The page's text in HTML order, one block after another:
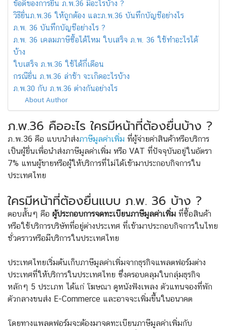
ข้อดีของการยื่น ภ.พ.36 มีอะไรบ้าง ?
วิธียื่นภ.พ.36 ให้ถูกต้อง และภ.พ.36 บันทึกบัญชีอย่างไร
ภ.พ. 36 บันทึกบัญชีอย่างไร ?
ภ.พ. 36 เคลมภาษีซื้อได้ไหม ใบเสร็จ ภ.พ. 36 ใช้ทำอะไรได้
บ้าง
ใบเสร็จ ภ.พ.36 ใช้ได้กี่เดือน
กรณียื่น ภ.พ.36 ล่าช้า จะเกิดอะไรบ้าง
ภ.พ.30 กับ ภ.พ.36 ต่างกันอย่างไร
About Author
ภ.พ.36 คืออะไร ใครมีหน้าที่ต้องยื่นบ้าง ?
ภ.พ.36 คือ แบบนำส่งภาษีมูลค่าเพิ่ม ที่ผู้จ่ายค่าสินค้าหรือบริการ
เป็นผู้ยื่นเพื่อนำส่งภาษีมูลค่าเพิ่ม หรือ VAT ที่ปัจจุบันอยู่ในอัตรา
7% แทนผู้ขายหรือผู้ให้บริการที่ไม่ได้เข้ามาประกอบกิจการใน
ประเทศไทย
ใครมีหน้าที่ต้องยื่นแบบ ภ.พ. 36 บ้าง ?
ตอบสั้นๆ คือ ผู้ประกอบการจดทะเบียนภาษีมูลค่าเพิ่ม ที่ซื้อสินค้า
หรือใช้บริการบริษัทที่อยู่ต่างประเทศ ที่เข้ามาประกอบกิจการในไทย
ชั่วคราวหรือมีบริการในประเทศไทย
ประเทศไทยเริ่มต้นเก็บภาษีมูลค่าเพิ่มจากธุรกิจแพลตฟอร์มต่าง
ประเทศที่ให้บริการในประเทศไทย ซึ่งครอบคลุมในกลุ่มธุรกิจ
หลักๆ 5 ประเภท ได้แก่ โฆษณา ดูหนังฟังเพลง ตัวแทนจองที่พัก
ตัวกลางขนส่ง E-Commerce และอาจจะเพิ่มขึ้นในอนาคต
โดยทางแพลตฟอร์มจะต้องมาจดทะเบียนภาษีมูลค่าเพิ่มกับ